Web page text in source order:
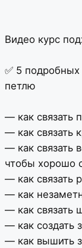
Видео курс
✅ 5
петлю
— как связать
— как связать
— как связать
чтобы хорошо
— как связать
— как
— как связать
— как создать
— как вышить